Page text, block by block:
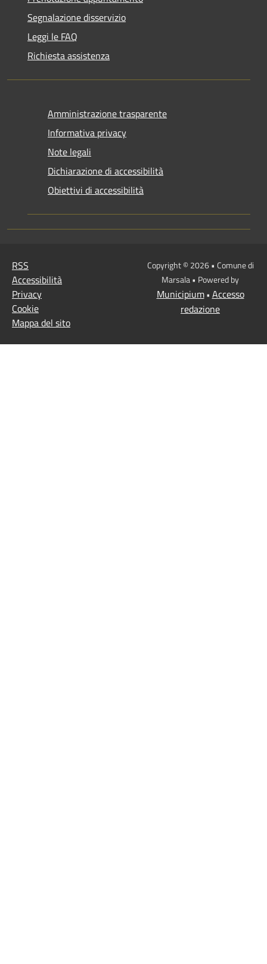
Segnalazione disservizio
Leggi le FAQ
Richiesta assistenza
Amministrazione trasparente
Informativa privacy
Note legali
Dichiarazione di accessibilità
Obiettivi di accessibilità
RSS
Accessibilità
Privacy
Cookie
Mappa del sito
Copyright © 2026 • Comune di
Marsala • Powered by
Municipium• Accesso
redazione